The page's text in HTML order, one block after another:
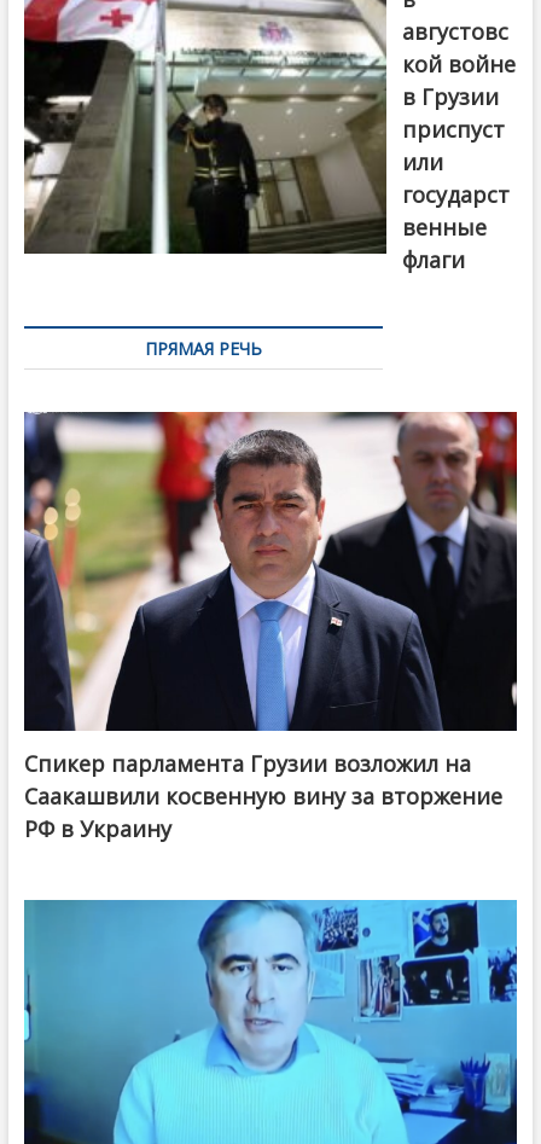
августовс
кой войне
в Грузии
приспуст
или
государст
венные
флаги
ПРЯМАЯ РЕЧЬ
Спикер парламента Грузии возложил на
Саакашвили косвенную вину за вторжение
РФ в Украину